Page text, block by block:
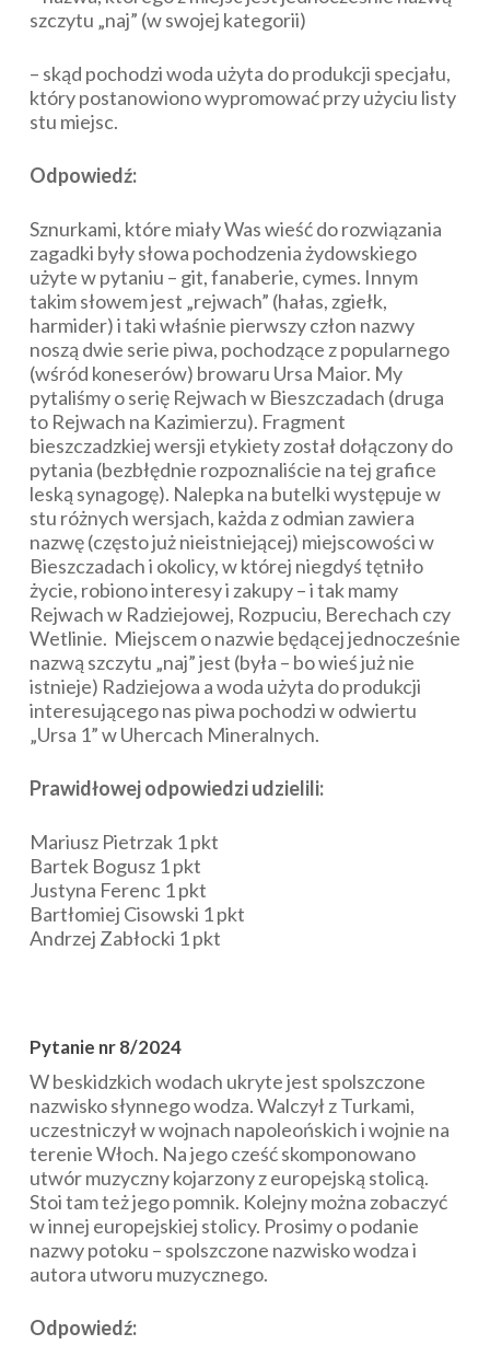
szczytu „naj” (w swojej kategorii)
– skąd pochodzi woda użyta do produkcji specjału,
który postanowiono wypromować przy użyciu listy
stu miejsc.
Odpowiedź:
Sznurkami, które miały Was wieść do rozwiązania
zagadki były słowa pochodzenia żydowskiego
użyte w pytaniu – git, fanaberie, cymes. Innym
takim słowem jest „rejwach” (hałas, zgiełk,
harmider) i taki właśnie pierwszy człon nazwy
noszą dwie serie piwa, pochodzące z popularnego
(wśród koneserów) browaru Ursa Maior. My
pytaliśmy o serię Rejwach w Bieszczadach (druga
to Rejwach na Kazimierzu). Fragment
bieszczadzkiej wersji etykiety został dołączony do
pytania (bezbłędnie rozpoznaliście na tej grafice
leską synagogę). Nalepka na butelki występuje w
stu różnych wersjach, każda z odmian zawiera
nazwę (często już nieistniejącej) miejscowości w
Bieszczadach i okolicy, w której niegdyś tętniło
życie, robiono interesy i zakupy – i tak mamy
Rejwach w Radziejowej, Rozpuciu, Berechach czy
Wetlinie. Miejscem o nazwie będącej jednocześnie
nazwą szczytu „naj” jest (była – bo wieś już nie
istnieje) Radziejowa a woda użyta do produkcji
interesującego nas piwa pochodzi w odwiertu
„Ursa 1” w Uhercach Mineralnych.
Prawidłowej odpowiedzi udzielili:
Mariusz Pietrzak 1 pkt
Bartek Bogusz 1 pkt
Justyna Ferenc 1 pkt
Bartłomiej Cisowski 1 pkt
Andrzej Zabłocki 1 pkt
Pytanie nr 8/2024
W beskidzkich wodach ukryte jest spolszczone
nazwisko słynnego wodza. Walczył z Turkami,
uczestniczył w wojnach napoleońskich i wojnie na
terenie Włoch. Na jego cześć skomponowano
utwór muzyczny kojarzony z europejską stolicą.
Stoi tam też jego pomnik. Kolejny można zobaczyć
w innej europejskiej stolicy. Prosimy o podanie
nazwy potoku – spolszczone nazwisko wodza i
autora utworu muzycznego.
Odpowiedź: